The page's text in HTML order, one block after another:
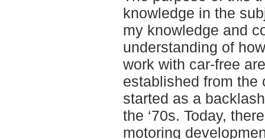
knowledge in the
my knowledge and
understanding of
work with car-free
established from the
started as a
the ‘70s. Today,
motoring